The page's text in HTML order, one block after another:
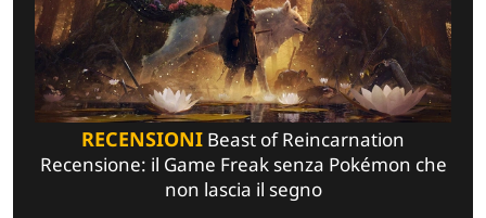
RECENSIONI Beast of Reincarnation
Recensione: il Game Freak senza Pokémon che
non lascia il segno